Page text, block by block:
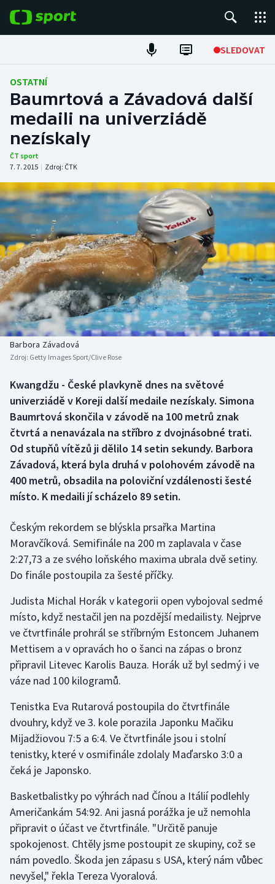
SLEDOVAT
Fotbal
Hokej
Tenis
Atletika
Cyklistika
DALŠÍ SPORTY
Americký fotbal
Baseball a softbal
Basketbal
Biatlon
Box
Curling
Dostihy
Florbal
Futsal
Golf
Gymnastika
Házená
Jezdectví
Judo
Lezení
Lyže a snowboard
Motorsport
Olympijské hry
Parasport
NEPŘEHLÉDNĚTE
Soutěže
Historické návraty
Aplikace ČT sport
OSTATNÍ
Baumrtová a Závadová další
medaili na univerziádě
nezískaly
ČT sport
7. 7. 2015 | Zdroj: ČTK
Barbora Závadová
Zdroj: Getty Images Sport/Clive Rose
Kwangdžu - České plavkyně dnes na světové
univerziádě v Koreji další medaile nezískaly. Simona
Baumrtová skončila v závodě na 100 metrů znak
čtvrtá a nenavázala na stříbro z dvojnásobné trati.
Od stupňů vítězů ji dělilo 14 setin sekundy. Barbora
Závadová, která byla druhá v polohovém závodě na
400 metrů, obsadila na poloviční vzdálenosti šesté
místo. K medaili jí scházelo 89 setin.
Českým rekordem se blýskla prsařka Martina
Moravčíková. Semifinále na 200 m zaplavala v čase
2:27,73 a ze svého loňského maxima ubrala dvě setiny.
Do finále postoupila za šesté příčky.
Judista Michal Horák v kategorii open vybojoval sedmé
místo, když nestačil jen na pozdější medailisty. Nejprve
ve čtvrtfinále prohrál se stříbrným Estoncem Juhanem
Mettisem a v opravách ho o šanci na zápas o bronz
připravil Litevec Karolis Bauza. Horák už byl sedmý i ve
váze nad 100 kilogramů.
Tenistka Eva Rutarová postoupila do čtvrtfinále
dvouhry, když ve 3. kole porazila Japonku Mačiku
Mijadžiovou 7:5 a 6:4. Ve čtvrtfinále jsou i stolní
tenistky, které v osmifinále zdolaly Maďarsko 3:0 a
čeká je Japonsko.
Basketbalistky po výhrách nad Čínou a Itálií podlehly
Američankám 54:92. Ani jasná porážka je už nemohla
připravit o účast ve čtvrtfinále. "Určitě panuje
spokojenost. Chtěly jsme postoupit ze skupiny, což se
nám povedlo. Škoda jen zápasu s USA, který nám vůbec
nevyšel," řekla Tereza Vyoralová.